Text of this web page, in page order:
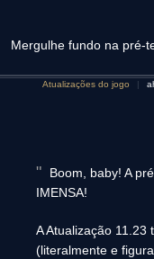
Mergulhe fundo na pré-
Atualizações do jogo
Boom, baby! A
IMENSA!
A Atualização
(literalmente e